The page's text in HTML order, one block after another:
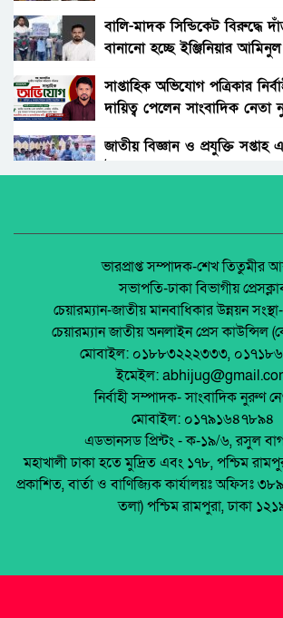
দোরগোড়ায় এক নতুন অধ্যায়ের
বিচারকের স্ত্রীকে কুপিয়ে জখম,
পরিচিত যুবক।
আওয়ামী’লীগের অবরোধের
ছিলো জামায়াত ইসলামীর।
অনুষ্ঠিত হয়ে গেলো ইসলামি
আয়োজিত উপজেলা পর্যায়
ইসলামি সাংস্কৃতিক প্রতিযোগিতা
পলাশবাড়ী এসএম পাইলট
মার্কেট ভেঙে ব্যক্তিগত মার্কেটের
জনমনে ক্ষোভ
টঙ্গীতে তুলার গুদামে আগুন,
বালি-মাদক সিন্ডিকেট বিরুদ্ধে
বানানো হচ্ছে ইঞ্জিনিয়ার
সাপ্তাহিক অভিযোগ পত্রিকার
দায়িত্ব পেলেন সাংবাদিক
জাতীয় বিজ্ঞান ও প্রযুক্তি সপ্তাহ
জেলা আইন-শৃৃঙ্খলা কমিটির
পলাশবাড়ীতে এমইপি গ্রুপের
অনুষ্ঠিত।
জুলাই সনদ বাস্তবায়ন নিয়ে
বিক্ষোভ
মালয়েশিয়ায় ইমিগ্রেশনের
২৪ অবৈধ অভিবাসী আটক
থাইল্যান্ডে রিসোর্ট থেকে ২১
ভারপ্রাপ্ত সম্পাদক-শেখ তিতুমীর
সভাপতি-ঢাকা বিভাগীয়
চেয়ারম্যান-জাতীয় মানবাধিকার উন্নয়ন
চেয়ারম্যান জাতীয় অনলাইন প্রেস কাউন্সিল
মোবাইল: ০১৮৮৩২২২৩৩৩,
ইমেইল:
নির্বাহী সম্পাদক- সাংবাদিক নুরুণ
মোবাইল: ০১৭৯১৬৪৭৮৯৪
এডভানসড প্রিন্টং - ক-১৯/৬, রসুল
মহাখালী ঢাকা হতে মুদ্রিত এবং ১৭৮, পশ্চিম
প্রকাশিত, বার্তা ও বাণিজ্যিক কার্যালয়ঃ অফিসঃ
তলা) পশ্চিম রামপুরা, ঢাকা